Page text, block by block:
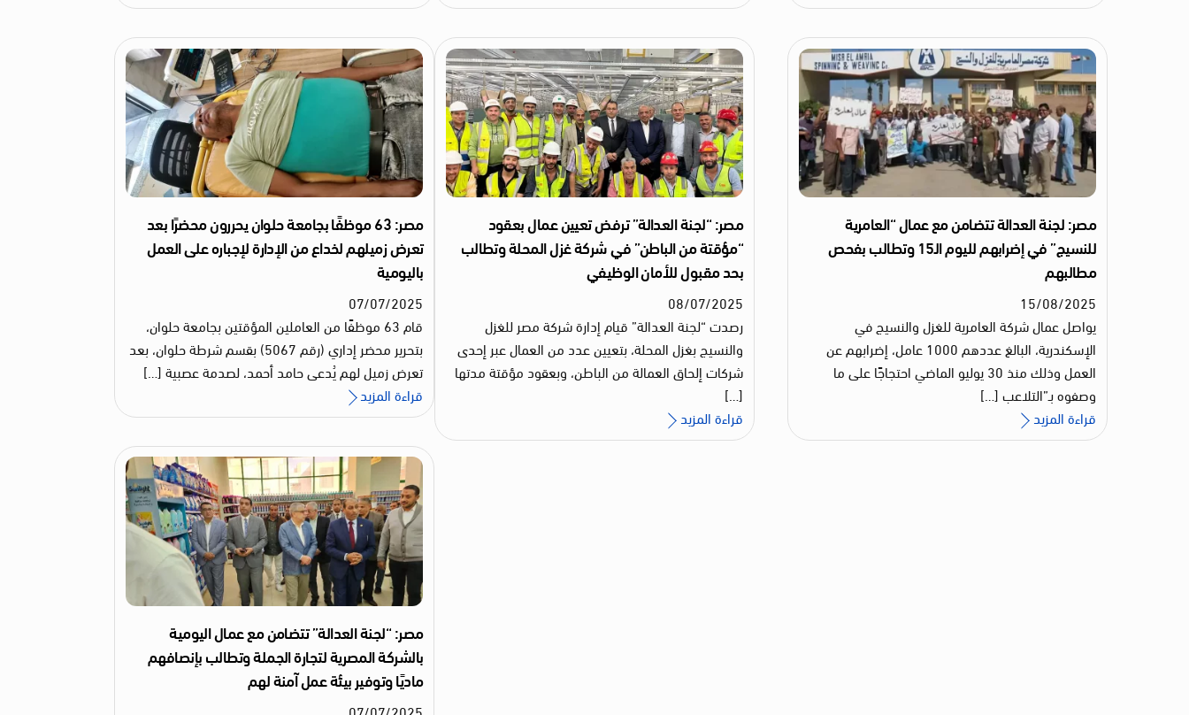
مصر: لجنة العدالة تتضامن مع عمال “العامرية
للنسيج” في إضرابهم لليوم الـ15 وتطالب بفحص
مطالبهم
15/08/2025
يواصل عمال شركة العامرية للغزل والنسيج في
الإسكندرية، البالغ عددهم 1000 عامل، إضرابهم عن
العمل وذلك منذ 30 يوليو الماضي احتجاجًا على ما
وصفوه بـ”التلاعب […]
قراءة المزيد
مصر: “لجنة العدالة” ترفض تعيين عمال بعقود
“مؤقتة من الباطن” في شركة غزل المحلة وتطالب
بحد مقبول للأمان الوظيفي
08/07/2025
رصدت “لجنة العدالة” قيام إدارة شركة مصر للغزل
والنسيج بغزل المحلة، بتعيين عدد من العمال عبر إحدى
شركات إلحاق العمالة من الباطن، وبعقود مؤقتة مدتها
[…]
قراءة المزيد
مصر: 63 موظفًا بجامعة حلوان يحررون محضرًا بعد
تعرض زميلهم لخداع من الإدارة لإجباره على العمل
باليومية
07/07/2025
قام 63 موظفًا من العاملين المؤقتين بجامعة حلوان،
بتحرير محضر إداري (رقم 5067) بقسم شرطة حلوان، بعد
تعرض زميل لهم يُدعى حامد أحمد، لصدمة عصبية […]
قراءة المزيد
مصر: “لجنة العدالة” تتضامن مع عمال اليومية
بالشركة المصرية لتجارة الجملة وتطالب بإنصافهم
ماديًا وتوفير بيئة عمل آمنة لهم